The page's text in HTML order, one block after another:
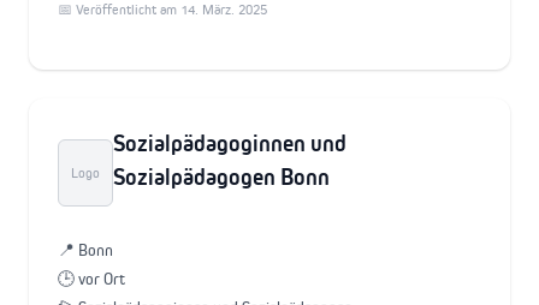
📅 Veröffentlicht am 14. März. 2025
Logo
Sozialpädagoginnen und
Sozialpädagogen Bonn
📍 Bonn
🕒 vor Ort